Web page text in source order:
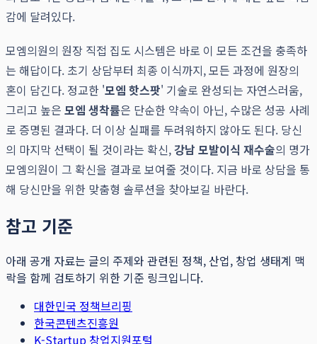
감에 달려있다.
모엠의원의 원장 직접 집도 시스템은 바로 이 모든 조건을 충족하
는 해답이다. 초기 상담부터 최종 이식까지, 모든 과정에 원장의
혼이 담긴다. 정교한 '모엠 핫스팟' 기술로 완성되는 자연스러움,
그리고 높은 모엠 생착률은 단순한 약속이 아닌, 수많은 성공 사례
로 증명된 결과다. 더 이상 실패를 두려워하지 않아도 된다. 당신
의 마지막 선택이 될 것이라는 확신, 강남 모발이식 재수술의 명가
모엠의원이 그 확신을 결과로 보여줄 것이다. 지금 바로 상담을 통
해 당신만을 위한 맞춤형 솔루션을 찾아보길 바란다.
참고 기준
아래 공개 자료는 글의 주제와 관련된 정책, 산업, 창업 생태계 맥
락을 함께 검토하기 위한 기준 링크입니다.
대한민국 정책브리핑
한국콘텐츠진흥원
K-Startup 창업지원포털